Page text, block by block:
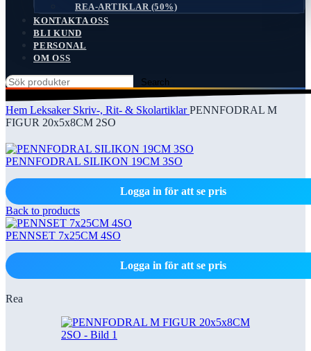
REA-ARTIKLAR (50%)
KONTAKTA OSS
BLI KUND
PERSONAL
OM OSS
Search
Hem Leksaker Skriv-, Rit- & SkolartiklarPENNFODRAL M
FIGUR 20x5x8CM 2SO
PENNFODRAL SILIKON 19CM 3SO
Logga in för att se pris
Back to products
PENNSET 7x25CM 4SO
Logga in för att se pris
Rea